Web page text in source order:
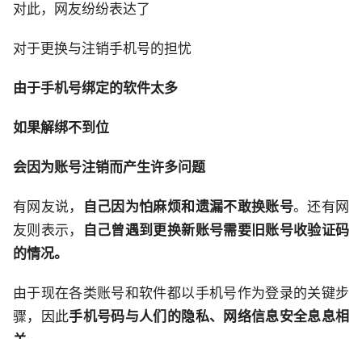
对此，网友纷纷表达了
对于更换与注销手机号的担忧
由于手机号绑定的软件太多
如果解绑不到位
会因为账号注销而产生许多问题
有网友说， 自己因为怕麻烦和遗漏不敢换账号。还有网
友则表示，
自己曾遇到更换新账号需要旧账号收验证码
的情况。
由于现在各类账号和软件都以手机号作为登录的关键步
骤，因此手机号码与人们的隐私、网络信息安全息息相